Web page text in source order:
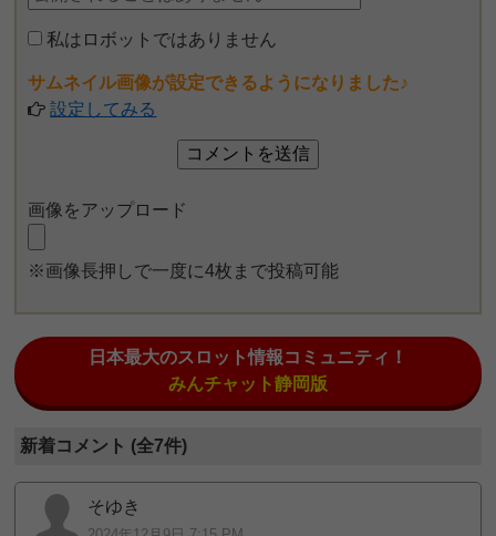
私はロボットではありません
サムネイル画像が設定できるようになりました♪
設定してみる
画像をアップロード
※画像長押しで一度に4枚まで投稿可能
日本最大のスロット情報コミュニティ！
みんチャット静岡版
新着コメント (全7件)
そゆき